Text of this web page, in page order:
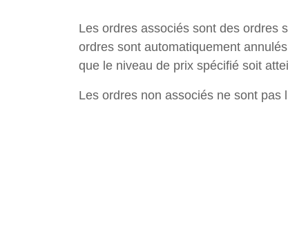
Les ordres associés sont des ordres
ordres sont automatiquement
que le niveau de prix spécifié soit
Les ordres non associés ne sont pas